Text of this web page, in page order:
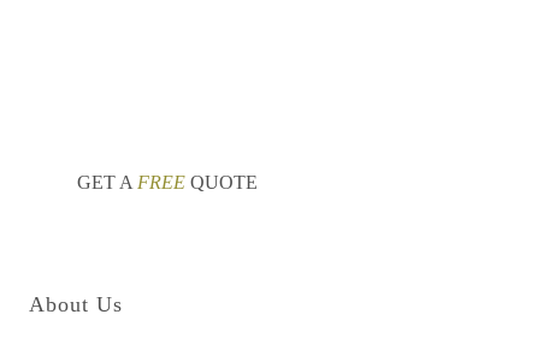
GET A FREE QUOTE
About Us